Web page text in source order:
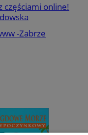
częściami online!
-Zabrze